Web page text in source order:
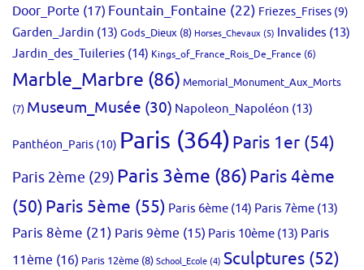
Door_Porte (17) Fountain_Fontaine (22) Friezes_Frises (9)
Garden_Jardin (13) Gods_Dieux (8) Horses_Chevaux (5) Invalides (13)
Jardin_des_Tuileries (14) Kings_of_France_Rois_De_France (6)
Marble_Marbre (86) Memorial_Monument_Aux_Morts
(7) Museum_Musée (30) Napoleon_Napoléon (13)
Panthéon_Paris (10) Paris (364)Paris 1er (54)
Paris 2ème (29) Paris 3ème (86)Paris 4ème
(50)Paris 5ème (55) Paris 6ème (14) Paris 7ème (13)
Paris 8ème (21) Paris 9ème (15) Paris 10ème (13) Paris
11ème (16) Paris 12ème (8) School_Ecole (4) Sculptures (52)